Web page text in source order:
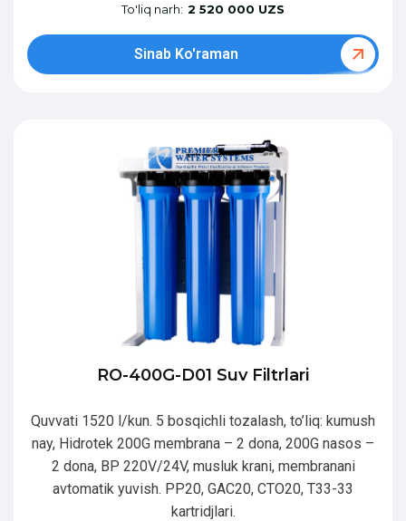
To'liq narh: 2 520 000 UZS
Sinab Ko'raman
RO-400G-D01 Suv Filtrlari
Quvvati 1520 l/kun. 5 bosqichli tozalash, to’liq: kumush
nay, Hidrotek 200G membrana – 2 dona, 200G nasos –
2 dona, BP 220V/24V, musluk krani, membranani
avtomatik yuvish. PP20, GAC20, CTO20, T33-33
kartridjlari.